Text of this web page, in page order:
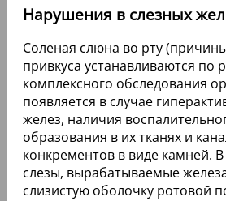
Нарушения в слезных
Соленая слюна во рту
привкуса устанавливаются по
комплексного обследования
появляется в случае
желез, наличия
образования в их тканях и
конкрементов в виде камней. В
слезы, вырабатываемые
слизистую оболочку ротовой